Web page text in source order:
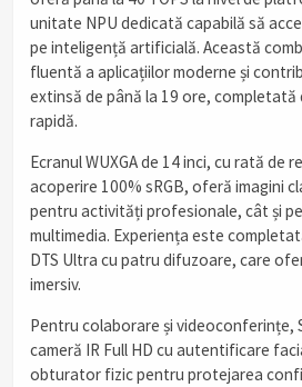
unitate NPU dedicată capabilă să
pe inteligență artificială. Această
fluentă a aplicațiilor moderne și
extinsă de până la 19 ore, completată
rapidă.
Ecranul WUXGA de 14 inci, cu rată de
acoperire 100% sRGB, oferă imagini
pentru activități profesionale, cât și
multimedia. Experiența este
DTS Ultra cu patru difuzoare, care
imersiv.
Pentru colaborare și videoconferințe,
cameră IR Full HD cu autentificare
obturator fizic pentru protejarea